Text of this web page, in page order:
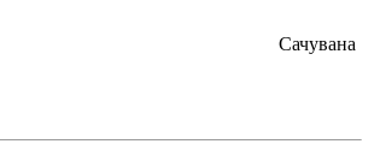
Сачувана